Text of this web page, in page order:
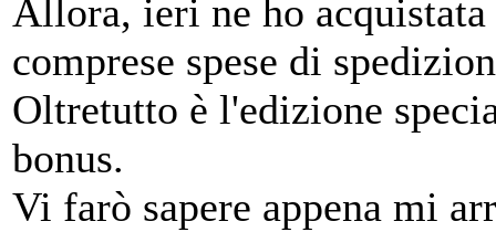
Allora, ieri ne ho
comprese spese di
Oltretutto è l'edizione
bonus.
Vi farò sapere appena mi